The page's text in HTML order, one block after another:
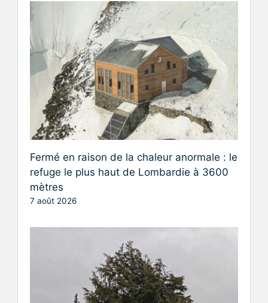
Fermé en raison de la chaleur anormale : le
refuge le plus haut de Lombardie à 3600
mètres
7 août 2026